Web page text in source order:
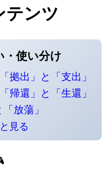
テンツ
・使い分け
「拠出」と「支出」
「帰還」と「生還」
放蕩」
見る